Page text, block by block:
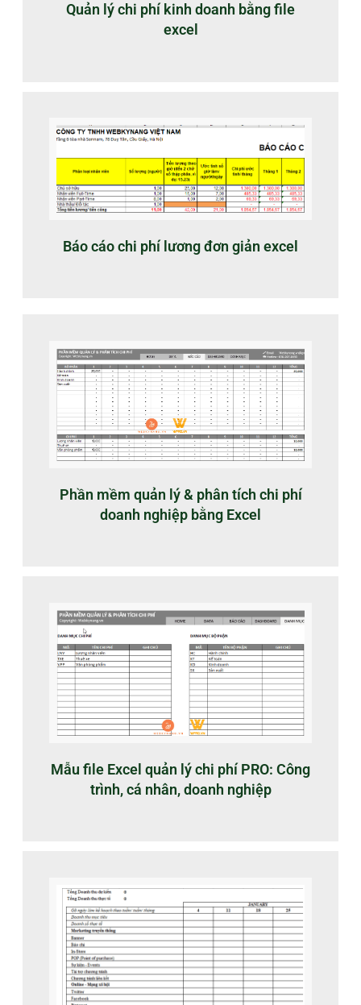
Quản lý chi phí kinh doanh bằng file
excel
Báo cáo chi phí lương đơn giản excel
Phần mềm quản lý & phân tích chi phí
doanh nghiệp bằng Excel
Mẫu file Excel quản lý chi phí PRO: Công
trình, cá nhân, doanh nghiệp